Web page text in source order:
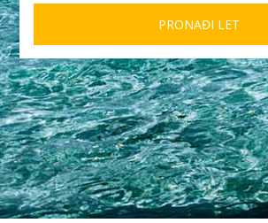
PRONAĐI LET